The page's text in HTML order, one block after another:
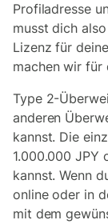
Profiladresse
musst dich
Lizenz für
machen wir für
Type 2-
anderen
kannst. Die
1.000.000 JPY
kannst. Wenn
online oder in
mit dem